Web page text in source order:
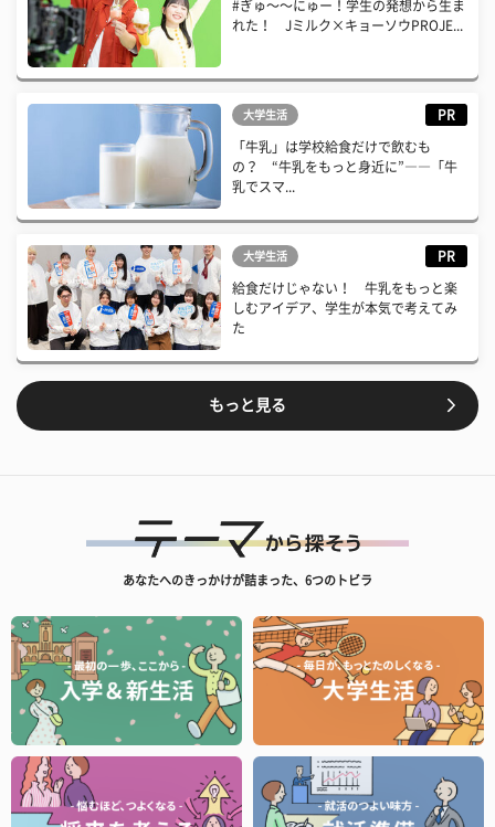
#ぎゅ〜〜にゅー！学生の発想から生ま
れた！ Jミルク×キョーソウPROJE...
大学生活 PR
「牛乳」は学校給食だけで飲むも
の？ “牛乳をもっと身近に”――「牛
乳でスマ...
大学生活 PR
給食だけじゃない！ 牛乳をもっと楽
しむアイデア、学生が本気で考えてみ
た
もっと見る
あなたへのきっかけが詰まった、6つのトビラ